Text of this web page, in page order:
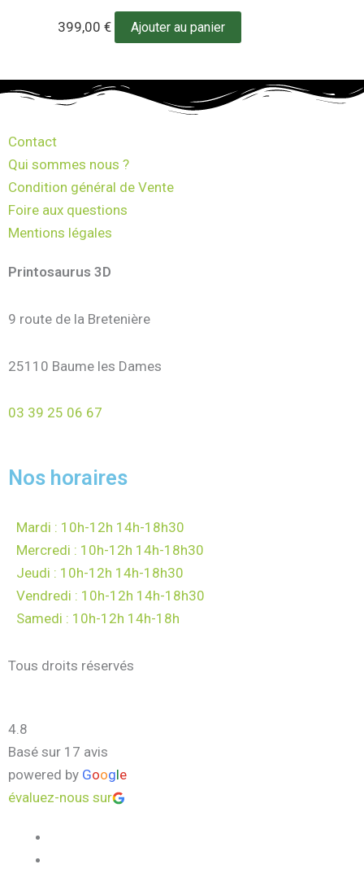
399,00 € Ajouter au panier
Contact
Qui sommes nous ?
Condition général de Vente
Foire aux questions
Mentions légales
Printosaurus 3D
9 route de la Bretenière
25110 Baume les Dames
03 39 25 06 67
Nos horaires
Mardi : 10h-12h 14h-18h30
Mercredi : 10h-12h 14h-18h30
Jeudi : 10h-12h 14h-18h30
Vendredi : 10h-12h 14h-18h30
Samedi : 10h-12h 14h-18h
Tous droits réservés
4.8
Basé sur 17 avis
powered by Google
évaluez-nous sur